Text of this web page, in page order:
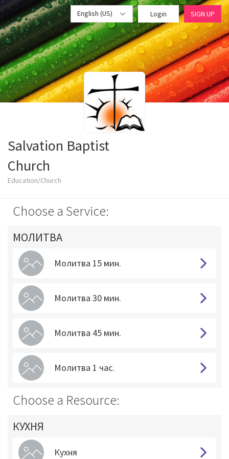
English (US) Login SIGN UP
Salvation Baptist
Church
Education/Church
Choose a Service:
МОЛИТВА
Молитва 15 мин.
Молитва 30 мин.
Молитва 45 мин.
Молитва 1 час.
Choose a Resource:
КУХНЯ
Кухня